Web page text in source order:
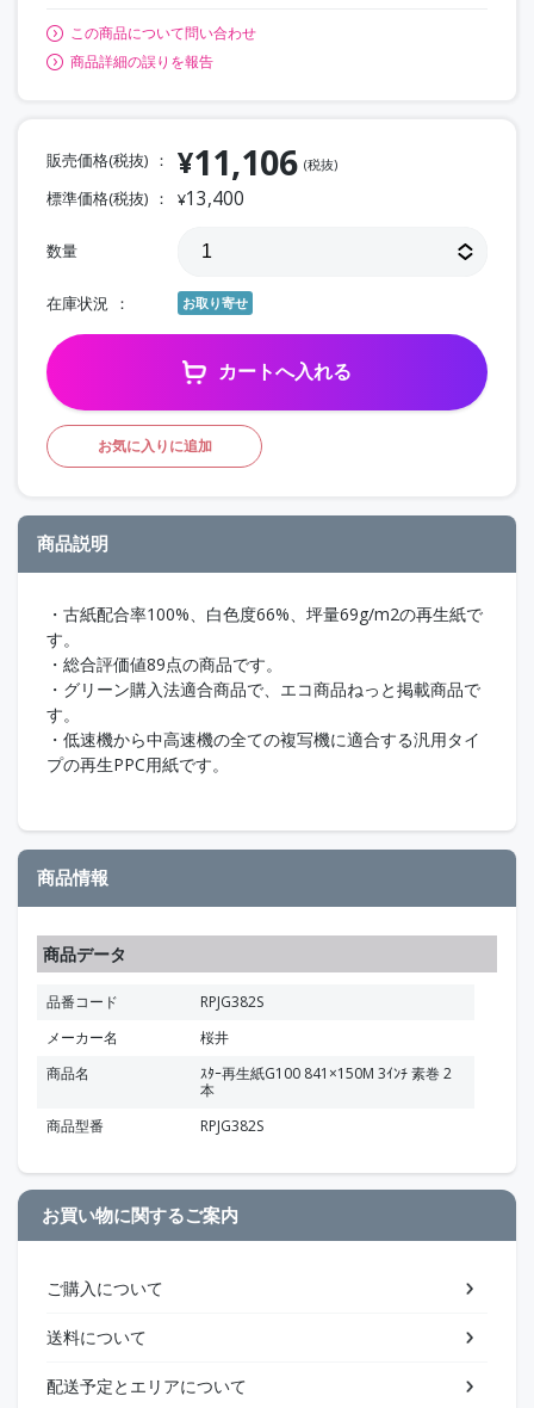
この商品について問い合わせ
商品詳細の誤りを報告
販売価格(税抜) ¥11,106 (税抜)
標準価格(税抜) ¥13,400
数量
在庫状況 お取り寄せ
カートへ入れる
お気に入りに追加
商品説明
・古紙配合率100%、白色度66%、坪量69g/m2の再生紙で
す。
・総合評価値89点の商品です。
・グリーン購入法適合商品で、エコ商品ねっと掲載商品で
す。
・低速機から中高速機の全ての複写機に適合する汎用タイ
プの再生PPC用紙です。
商品情報
商品データ
品番コード
RPJG382S
メーカー名
桜井
商品名
ｽﾀｰ再生紙G100 841×150M 3ｲﾝﾁ 素巻 2
本
商品型番
RPJG382S
お買い物に関するご案内
ご購入について
送料について
配送予定とエリアについて